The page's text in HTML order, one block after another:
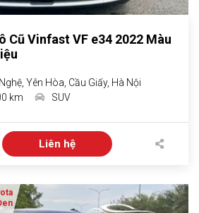
Cũ Vinfast VF e34 2022 Màu
Yên Hòa, Cầu Giấy, Hà Nội
km SUV
Liên hệ